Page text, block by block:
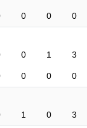
0 0 0
0 1 3
0 0 0
1 0 3